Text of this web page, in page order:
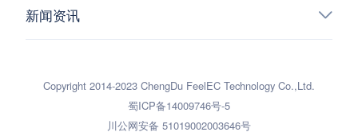
新闻资讯
Copyright 2014-2023 ChengDu FeelEC Technology Co.,Ltd.
蜀ICP备14009746号-5
川公网安备 51019002003646号